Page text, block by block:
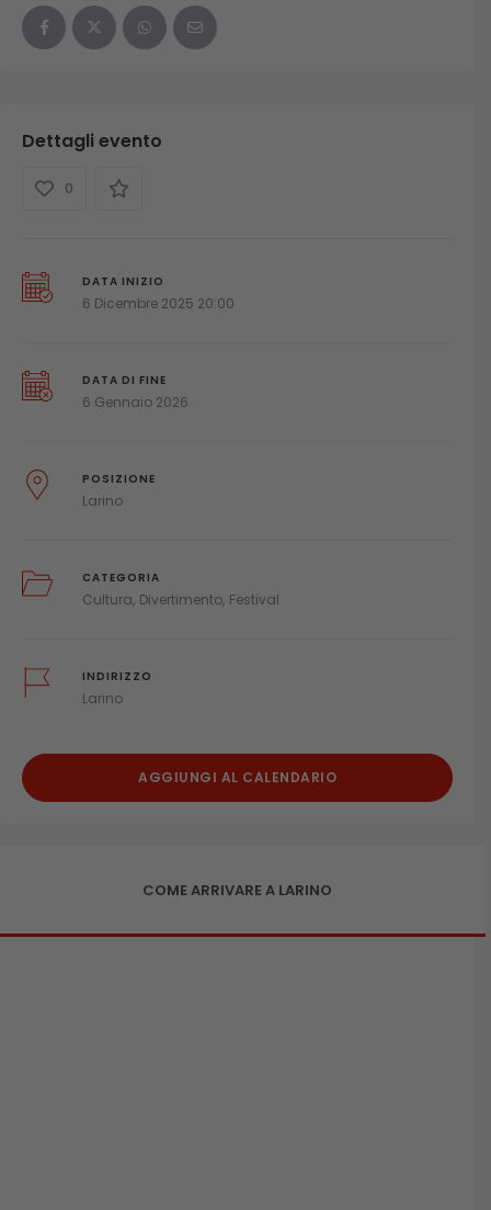
Dettagli evento
0
DATA INIZIO
6 Dicembre 2025 20:00
DATA DI FINE
6 Gennaio 2026
POSIZIONE
Larino
CATEGORIA
Cultura Divertimento Festival
INDIRIZZO
Larino
AGGIUNGI AL CALENDARIO
COME ARRIVARE A LARINO